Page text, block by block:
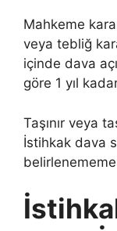
Mahkeme
veya tebliğ
içinde dava
göre 1 yıl
Taşınır veya
İstihkak dava